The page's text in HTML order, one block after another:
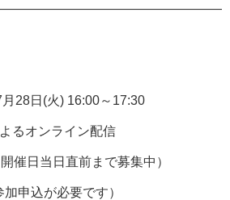
28日(火) 16:00～17:30
るオンライン配信
日当日直前まで募集中）
申込が必要です）